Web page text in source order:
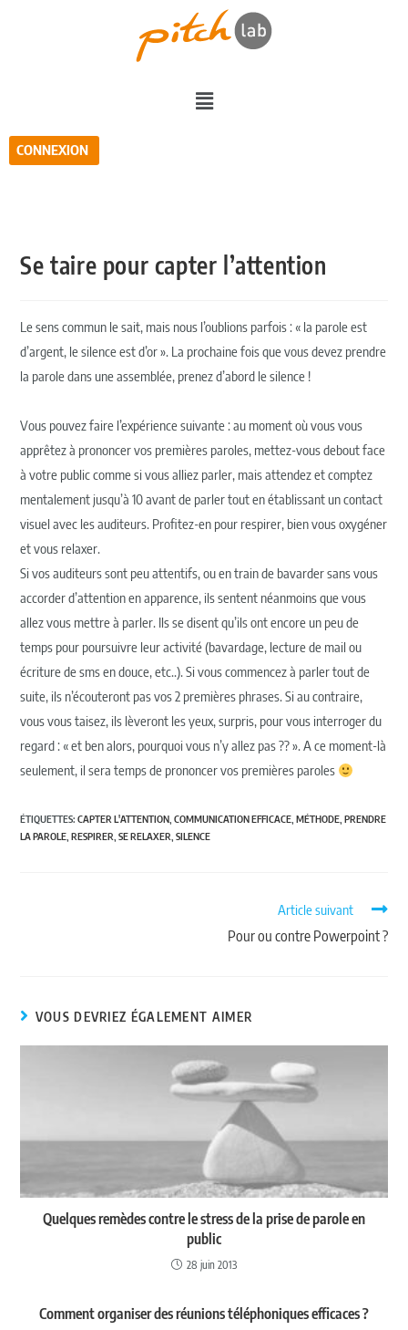
CONNEXION
Se taire pour capter l’attention
Le sens commun le sait, mais nous l’oublions parfois : « la parole est
d’argent, le silence est d’or ». La prochaine fois que vous devez prendre
la parole dans une assemblée, prenez d’abord le silence !
Vous pouvez faire l’expérience suivante : au moment où vous vous
apprêtez à prononcer vos premières paroles, mettez-vous debout face
à votre public comme si vous alliez parler, mais attendez et comptez
mentalement jusqu’à 10 avant de parler tout en établissant un contact
visuel avec les auditeurs. Profitez-en pour respirer, bien vous oxygéner
et vous relaxer.
Si vos auditeurs sont peu attentifs, ou en train de bavarder sans vous
accorder d’attention en apparence, ils sentent néanmoins que vous
allez vous mettre à parler. Ils se disent qu’ils ont encore un peu de
temps pour poursuivre leur activité (bavardage, lecture de mail ou
écriture de sms en douce, etc..). Si vous commencez à parler tout de
suite, ils n’écouteront pas vos 2 premières phrases. Si au contraire,
vous vous taisez, ils lèveront les yeux, surpris, pour vous interroger du
regard : « et ben alors, pourquoi vous n’y allez pas ?? ». A ce moment-là
seulement, il sera temps de prononcer vos premières paroles
ÉTIQUETTES:CAPTER L'ATTENTION COMMUNICATION EFFICACE MÉTHODE PRENDRE
LA PAROLE RESPIRER SE RELAXER SILENCE
Article suivant
Pour ou contre Powerpoint ?
VOUS DEVRIEZ ÉGALEMENT AIMER
Quelques remèdes contre le stress de la prise de parole en
public
28 juin 2013
Comment organiser des réunions téléphoniques efficaces ?